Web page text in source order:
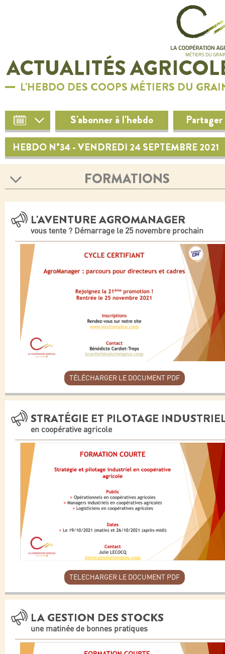
ACTUALITÉS
L'HEBDO DES COOPS MÉTIERS DU
S'abonner à l'hebdo Partager
HEBDO N°34 - VENDREDI 24 SEPTEMBRE 2021
FORMATIONS
L'AVENTURE AGROMANAGER
vous tente ? Démarrage le 25 novembre prochain
TÉLÉCHARGER LE DOCUMENT PDF
STRATÉGIE ET PILOTAGE
en coopérative agricole
TELECHARGER LE DOCUMENT PDF
LA GESTION DES STOCKS
une matinée de bonnes pratiques